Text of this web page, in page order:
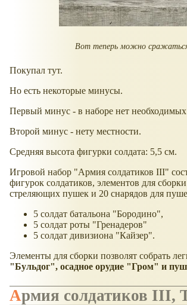
Вот теперь можно
Покупал тут.
Но есть некоторые минусы.
Первый минус - в наборе нет необходимых
Второй минус - нету местности.
Средняя высота фигурки солдата: 5,5 см.
Игровой набор "Армия солдатиков III"
фигурок солдатиков, элементов для
стреляющих пушек и 20 снарядов для
5 солдат батальона "Бородино",
5 солдат роты "Гренадеров"
5 солдат дивизиона "Кайзер".
Элементы для сборки позволят собрать
"Бульдог", осадное орудие "Гром" и
Армия солдатиков III,